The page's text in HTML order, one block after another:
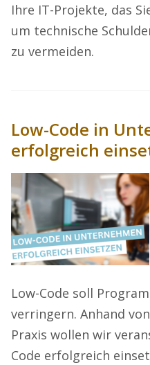
Ihre IT-Projekte, das
um technische
zu vermeiden.
Low-Code in
erfolgreich
Low-Code soll
verringern. Anhand
Praxis wollen wir
Code erfolgreich